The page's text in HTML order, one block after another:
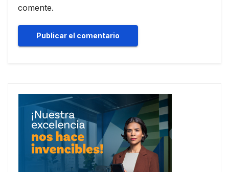
comente.